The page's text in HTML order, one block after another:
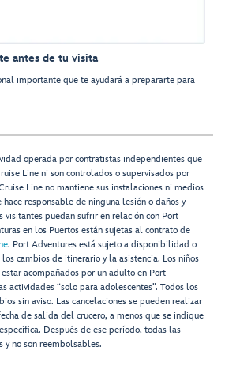
antes de tu visita
importante que te ayudará a prepararte para
operada por contratistas independientes que
Line ni son controlados o supervisados por
Line no mantiene sus instalaciones ni medios
responsable de ninguna lesión o daños y
puedan sufrir en relación con Port
en los Puertos están sujetas al contrato de
. Port Adventures está sujeto a disponibilidad o
cambios de itinerario y la asistencia. Los niños
acompañados por un adulto en Port
actividades “solo para adolescentes”. Todos los
sin aviso. Las cancelaciones se pueden realizar
de salida del crucero, a menos que se indique
Después de ese período, todas las
y no son reembolsables.